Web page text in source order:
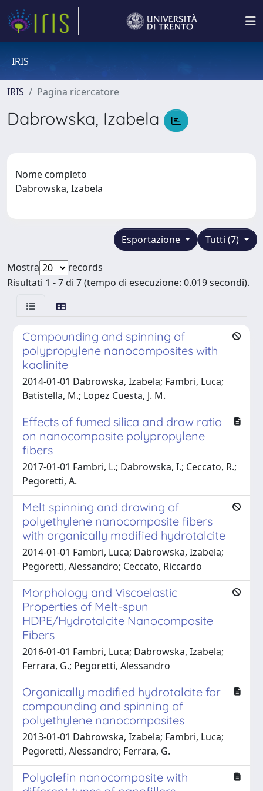
IRIS
IRIS Pagina ricercatore
Dabrowska, Izabela
Nome completo
Dabrowska, Izabela
Tutti (7)
Esportazione
Mostra
records
Risultati 1 - 7 di 7 (tempo di esecuzione: 0.019 secondi).
Compounding and spinning of
polypropylene nanocomposites with
kaolinite
2014-01-01 Dabrowska, Izabela; Fambri, Luca;
Batistella, M.; Lopez Cuesta, J. M.
Effects of fumed silica and draw ratio
on nanocomposite polypropylene
fibers
2017-01-01 Fambri, L.; Dabrowska, I.; Ceccato, R.;
Pegoretti, A.
Melt spinning and drawing of
polyethylene nanocomposite fibers
with organically modified hydrotalcite
2014-01-01 Fambri, Luca; Dabrowska, Izabela;
Pegoretti, Alessandro; Ceccato, Riccardo
Morphology and Viscoelastic
Properties of Melt-spun
HDPE/Hydrotalcite Nanocomposite
Fibers
2016-01-01 Fambri, Luca; Dabrowska, Izabela;
Ferrara, G.; Pegoretti, Alessandro
Organically modified hydrotalcite for
compounding and spinning of
polyethylene nanocomposites
2013-01-01 Dabrowska, Izabela; Fambri, Luca;
Pegoretti, Alessandro; Ferrara, G.
Polyolefin nanocomposite with